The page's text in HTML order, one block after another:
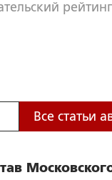
Все статьи